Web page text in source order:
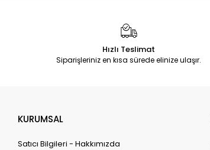
Hızlı Teslimat
Siparişleriniz en kısa sürede elinize ulaşır.
KURUMSAL
Satıcı Bilgileri - Hakkımızda